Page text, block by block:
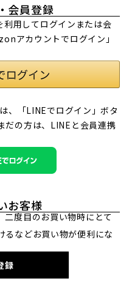
会員登録
用してログインまたは会
アカウントでログイン」
、「LINEでログイン」ボタ
の方は、 LINEと会員連携
お客様
度目のお買い物時にとて
るなどお買い物が便利にな
録